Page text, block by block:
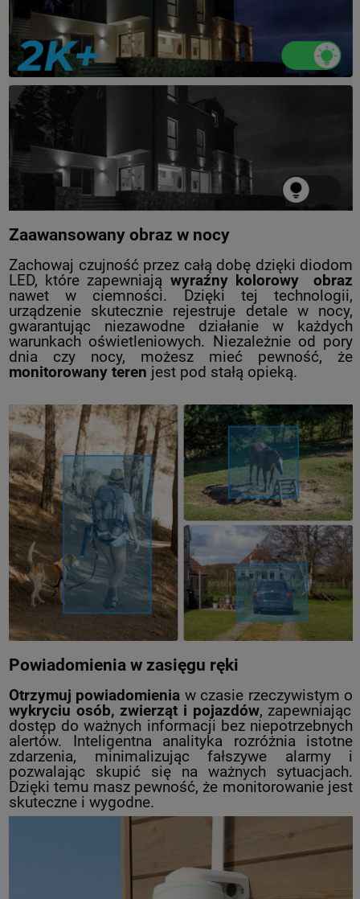
Zaawansowany obraz w nocy
Zachowaj czujność przez całą dobę dzięki diodom
LED, które zapewniają wyraźny kolorowy obraz
nawet w ciemności. Dzięki tej technologii,
urządzenie skutecznie rejestruje detale w nocy,
gwarantując niezawodne działanie w każdych
warunkach oświetleniowych. Niezależnie od pory
dnia czy nocy, możesz mieć pewność, że
monitorowany teren jest pod stałą opieką.
Powiadomienia w zasięgu ręki
Otrzymuj powiadomienia w czasie rzeczywistym o
wykryciu osób, zwierząt i pojazdów, zapewniając
dostęp do ważnych informacji bez niepotrzebnych
alertów. Inteligentna analityka rozróżnia istotne
zdarzenia, minimalizując fałszywe alarmy i
pozwalając skupić się na ważnych sytuacjach.
Dzięki temu masz pewność, że monitorowanie jest
skuteczne i wygodne.